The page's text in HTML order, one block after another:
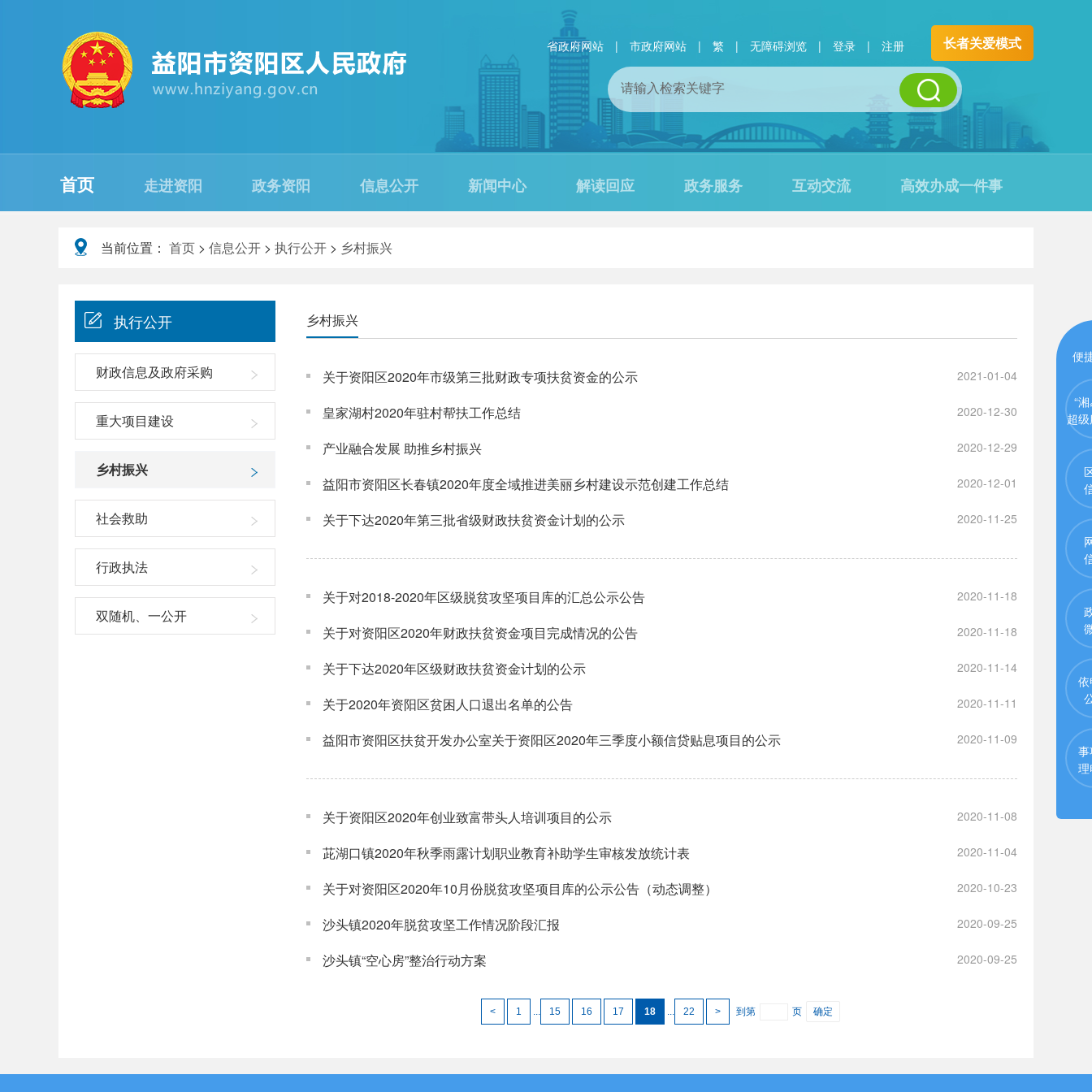
省政府网站 | 市政府网站 | 繁 | 无障碍浏览 | 登录 | 注册 长者关爱模式
首页 走进资阳 政务资阳 信息公开 新闻中心 解读回应 政务服务 互动交流 高效办成一件事
当前位置： 首页 > 信息公开 > 执行公开 > 乡村振兴
执行公开
财政信息及政府采购
重大项目建设
乡村振兴
社会救助
行政执法
双随机、一公开
乡村振兴
2021-01-04
关于资阳区2020年市级第三批财政专项扶贫资金的公示
2020-12-30
皇家湖村2020年驻村帮扶工作总结
2020-12-29
产业融合发展 助推乡村振兴
2020-12-01
益阳市资阳区长春镇2020年度全域推进美丽乡村建设示范创建工作总结
2020-11-25
关于下达2020年第三批省级财政扶贫资金计划的公示
2020-11-18
关于对2018-2020年区级脱贫攻坚项目库的汇总公示公告
2020-11-18
关于对资阳区2020年财政扶贫资金项目完成情况的公告
2020-11-14
关于下达2020年区级财政扶贫资金计划的公示
2020-11-11
关于2020年资阳区贫困人口退出名单的公告
2020-11-09
益阳市资阳区扶贫开发办公室关于资阳区2020年三季度小额信贷贴息项目的公示
2020-11-08
关于资阳区2020年创业致富带头人培训项目的公示
2020-11-04
茈湖口镇2020年秋季雨露计划职业教育补助学生审核发放统计表
2020-10-23
关于对资阳区2020年10月份脱贫攻坚项目库的公示公告（动态调整）
2020-09-25
沙头镇2020年脱贫攻坚工作情况阶段汇报
2020-09-25
沙头镇“空心房”整治行动方案
< 1 ... 15 16 17 18 ... 22 > 到第 页 确定
便
“
超